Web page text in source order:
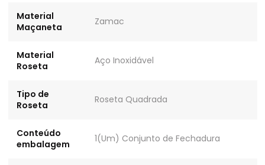
Material
Maçaneta
Zamac
Material
Roseta
Aço Inoxidável
Tipo de
Roseta
Roseta Quadrada
Conteúdo
embalagem
1(Um) Conjunto de Fechadura